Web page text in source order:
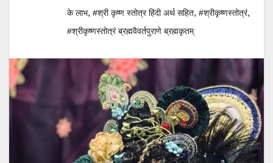
के लाभ, #श्री कृष्ण स्तोत्र हिंदी अर्थ सहित, #श्रीकृष्णस्तोत्रं,
#श्रीकृष्णस्तोत्रं ब्रह्मवैवर्तपुराणे ब्रह्मकृतम्